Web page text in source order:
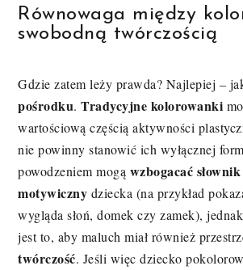
Równowaga między
swobodną twórczością
Gdzie zatem leży prawda? Najlepiej –
pośrodku.Tradycyjne kolorowanki
wartościową częścią aktywności
nie powinny stanowić ich wyłącznej
powodzeniem mogą wzbogacać
motywiczny dziecka (na przykład
wygląda słoń, domek czy zamek),
jest to, aby maluch miał również
twórczość. Jeśli więc dziecko